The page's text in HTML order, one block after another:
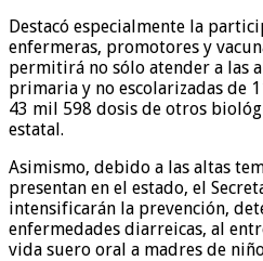
Destacó especialmente la
enfermeras, promotores y
permitirá no sólo atender a las
primaria y no escolarizadas de
43 mil 598 dosis de otros
estatal.
Asimismo, debido a las altas
presentan en el estado, el
intensificarán la prevención,
enfermedades diarreicas, al
vida suero oral a madres de